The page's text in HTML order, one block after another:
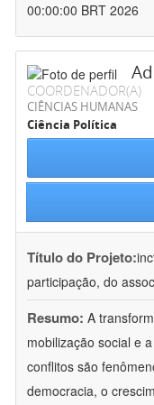
00:00:00 BRT 2026
COORDENADOR(A)
CIÊNCIAS HUMANAS
Ciência Política
Título do Projeto:
participação, do
Resumo: A
mobilização social e
conflitos são
democracia, o